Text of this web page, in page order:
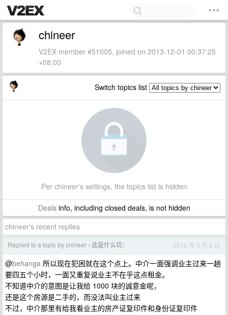
chineer
V2EX member #51005, joined on 2013-12-01 00:37:25
+08:00
Switch topics list
Per chineer's settings, the topics list is hidden
Dealsinfo, including closed deals, is not hidden
chineer's recent replies
Replied to a topic by chineer › 这是什么坑： 2019 年 9 月 6 日
@behanga 所以现在犯困就在这个点上。中介一面强调业主过来一趟
要四五个小时，一面又重复说业主不在乎这点租金。
不知道中介的意图是让我给 1000 块的诚意金呢，
还是这个房源是二手的，而没法叫业主过来
不过，中介那里有给我看业主的房产证复印件和身份证复印件